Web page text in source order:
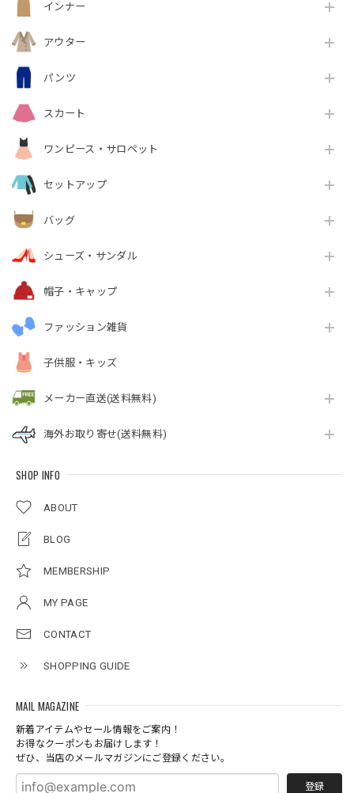
インナー
アウター
パンツ
スカート
ワンピース・サロペット
セットアップ
バッグ
シューズ・サンダル
帽子・キャップ
ファッション雑貨
子供服・キッズ
メーカー直送(送料無料)
海外お取り寄せ(送料無料)
SHOP INFO
ABOUT
BLOG
MEMBERSHIP
MY PAGE
CONTACT
SHOPPING GUIDE
MAIL MAGAZINE
新着アイテムやセール情報をご案内！
お得なクーポンもお届けします！
ぜひ、当店のメールマガジンにご登録ください。
登録